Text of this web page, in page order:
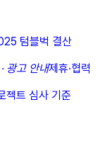
텀블벅 결산
광고 안내제휴·협력
젝트 심사 기준